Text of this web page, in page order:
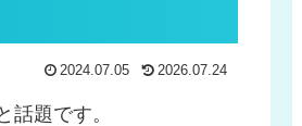
2024.07.05 2026.07.24
題です。